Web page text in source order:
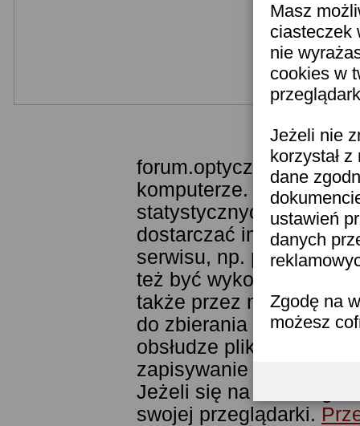
Masz
ciasteczek
nie
cookies w
Jeżeli nie
korzystał
dane
ustawień
danych
Zgodę na
możesz
forum.optyczne.pl
komputerze.
statystycznych.
dostarczać im
serwisu, np. poprzez
też być
także przez narzędzie
do zbierania statystyk.
obsłudze plików
zapisywanie ich w
Jeżeli się na to nie
swojej przeglądarki.